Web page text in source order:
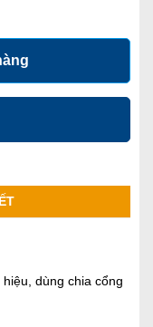
dùng chia cổng